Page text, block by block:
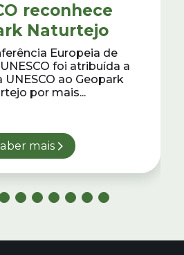
reconhece
Naturtejo
Europeia de
foi atribuída a
UNESCO ao Geopark
por mais...
mais